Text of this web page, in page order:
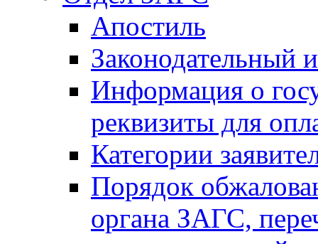
Апостиль
Законодательный
Информация о
реквизиты для
Категории
Порядок
органа ЗАГС,